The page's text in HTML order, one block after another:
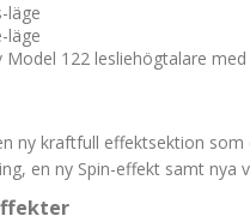
läge
läge
Model 122 lesliehögtalare
ny kraftfull effektsektion
en ny Spin-effekt samt